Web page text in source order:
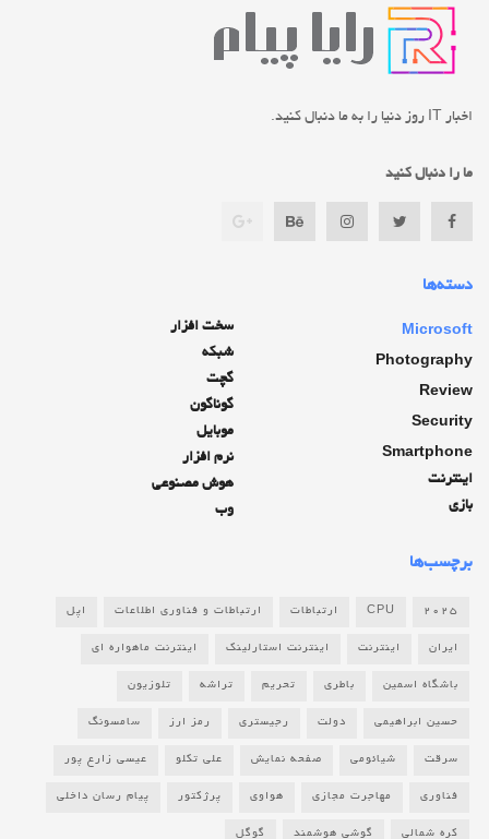
اخبار IT روز دنیا را به ما دنبال کنید.
ما را دنبال کنید
دسته‌ها
Microsoft
Photography
Review
Security
Smartphone
اینترنت
بازی
سخت افزار
شبکه
گچت
گوناگون
موبایل
نرم افزار
هوش مصنوعی
وب
برچسب‌ها
2025
CPU ارتباطات ارتباطات و فناوری اطلاعات اپل
ایران اینترنت اینترنت استارلینک اینترنت ماهواره ای
باشگاه اسمین باطری تحریم تراشه تلوزیون
حسین ابراهیمی دولت رجیستری رمز ارز سامسونگ
سرقت شیائومی صفحه نمایش علی تکلو عیسی زارع پور
فناوری مهاجرت مجازی هواوی پرژکتور پیام رسان داخلی
کره شمالی گوشی هوشمند گوگل